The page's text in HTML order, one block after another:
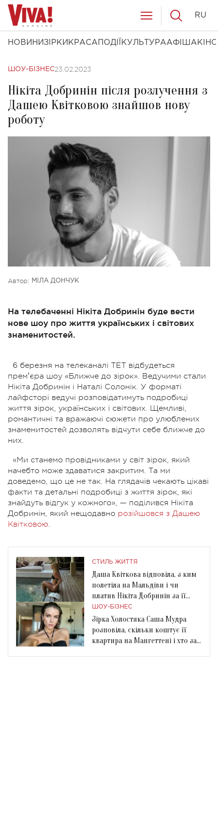
НОВИНИ ЗІРКИ КРАСА ПОДІЇ КУЛЬТУРААФІША КІНО
RU
ШОУ-БІЗНЕС23.02.2023
Нікіта Добринін після розлучення з
Дашею Квітковою знайшов нову
роботу
Автор: МІЛА ДОНЧУК
На телебаченні Нікіта Добринін буде вести
нове шоу про життя українських і світових
знаменитостей.
6 березня на телеканалі ТЕТ відбудеться
премʼєра шоу «Ближче до зірок». Ведучими стали
Нікіта Добринін і Наталі Солонік. У форматі
лайфсторі ведучі розповідатимуть подробиці
життя зірок, українських і світових. Щемливі,
романтичні та вражаючі сюжети про улюблених
знаменитостей дозволять відчути себе ближче до
них.
«Ми станемо провідниками у світ зірок, який
начебто може здаватися закритим. Та ми
доведемо, що це не так. На глядачів чекають цікаві
факти та детальні подробиці з життя зірок, які
знайдуть відгук у кожного», — поділився Нікіта
Добринін, який нещодавно розійшовся з Дашею
Квітковою.
СТИЛЬ ЖИТТЯ
Даша Квіткова відповіла, з ким
полетіла на Мальдіви і чи
платив Нікіта Добринін за її
відпочинок
ШОУ-БІЗНЕС
Зірка Холостяка Саша Мудра
розповіла, скільки коштує її
квартира на Мангеттені і хто за